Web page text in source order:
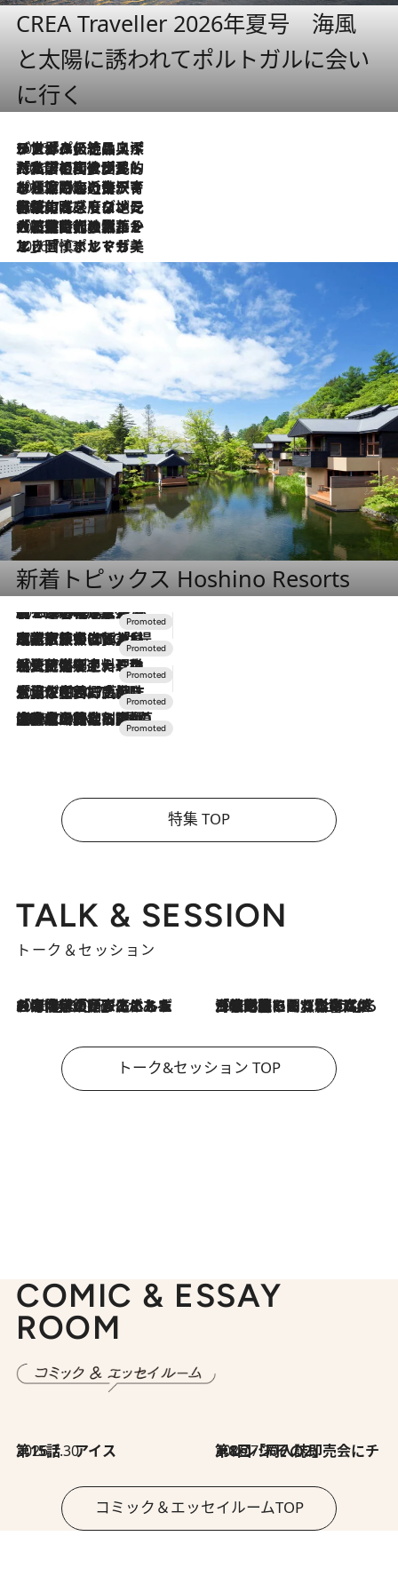
CREA Traveller 2026年夏号 海風
と太陽に誘われてポルトガルに会い
に行く
2026.8.8
リスボンの絶品スイーツ「パステル・デ・ナタ」とは？ポルトガル伝統の奥深い世界へ
2026.7.27
「私の祖国はポルトガル語です」国民的詩人フェルナンド・ペソアと、彼が愛した文学の街を歩く
2026.7.26
ポルトガル近海が育む極上の海の幸。キリリと冷えた白ワインと愉しむ、シーフード専門店の贅沢
2026.7.22
伝統の味をモダンに昇華。高感度な地元客が集う、リスボンの最旬ガストロノミー
2026.7.21
大航海時代の栄華から、震災、独裁、そして革命へ。ポルトガル・首都リスボンの石畳に刻まれた「歴史の光と影」
2026.7.13
エッセイ・ヤマザキマリ「慎ましくも美しき国 ポルトガル」
新着トピックス Hoshino Resorts
2026.8.7
【トンボの足水浴】ヒノキの香りに包まれて涼感マックス！約13℃の湧水かけ流しを避暑地「星野温泉 トンボの湯」で体験
2026.7.31
【ホテル帰省】という選択肢をOMOが提案。家族とほどよい距離を保つには「昼は実家、夜は気兼ねなくホテルで！」
2026.7.24
【夏限定ディナーコース】旬を迎える稚鮎や花ズッキーニなどをイタリア・トスカーナの郷土料理の手法で満喫！
2026.7.17
「土佐和ハーブかき氷」がOMO7高知に登場！生姜、山椒、大葉など目にも舌にも涼を呼ぶ郷土の味
2026.7.10
NEW OPEN！【界 草津】名湯の地に誕生。趣の異なる2種の温泉と上州ならではの会席・蕎麦割烹など美食を味わう究極の癒やし旅
特集 TOP
TALK & SESSION
トーク＆セッション
2026.8.3
「今後値上げがあるとすれば…」「リスクがあるのは今年の冬」エネルギー専門家が語る、ホルムズ海峡封鎖が家庭にもたらす“ある心配” 2026.8.3
「住宅建てられない…」「サーチャージ料の高値が続いている」ホルムズ海峡封鎖による影響はいつまで続く？《エネルギー専門家に聞く“どうなる日本の暮らし”》
トーク&セッション TOP
COMIC & ESSAY
ROOM
2026.7.30
第15話 アイス 2026.7.30
第8回「同人誌即売会にチャレンジ その2」
コミック＆エッセイルームTOP